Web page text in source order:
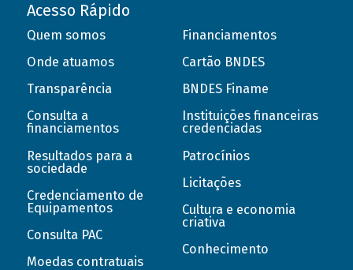
Acesso Rápido
Quem somos
Onde atuamos
Transparência
Consulta a
financiamentos
Resultados para a
sociedade
Credenciamento de
Equipamentos
Consulta PAC
Moedas contratuais
Financiamentos
Cartão BNDES
BNDES Finame
Instituições financeiras
credenciadas
Patrocínios
Licitações
Cultura e economia
criativa
Conhecimento